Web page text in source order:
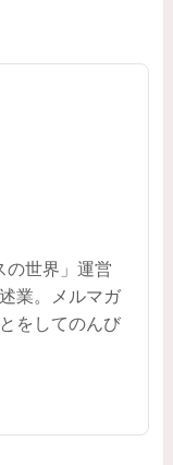
の世界」運営
業。メルマガ
をしてのんび